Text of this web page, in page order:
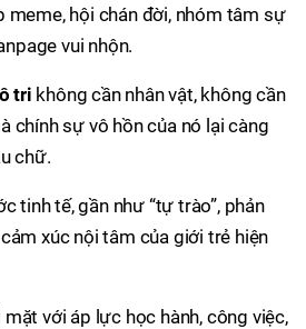
meme, hội chán đời, nhóm tâm sự
vui nhộn.
tri không cần nhân vật, không cần
chính sự vô hồn của nó lại càng
chữ.
tinh tế, gần như “tự trào”, phản
xúc nội tâm của giới trẻ hiện
với áp lực học hành, công việc,